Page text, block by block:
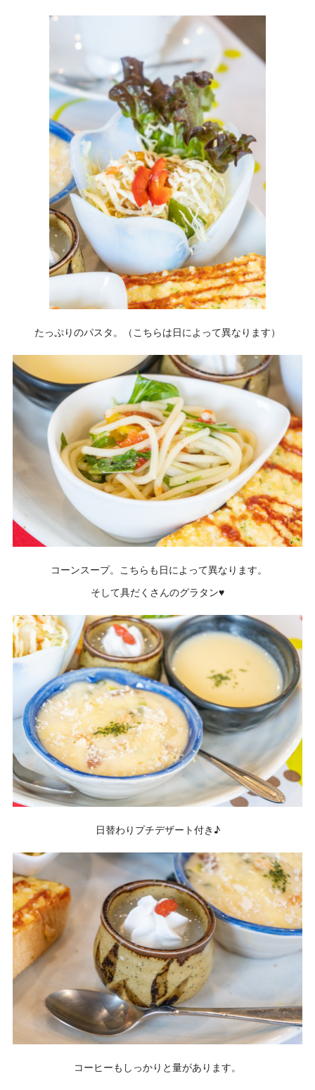
たっぷりのパスタ。（こちらは日によって異なります）
コーンスープ。こちらも日によって異なります。
そして具だくさんのグラタン♥
日替わりプチデザート付き♪
コーヒーもしっかりと量があります。